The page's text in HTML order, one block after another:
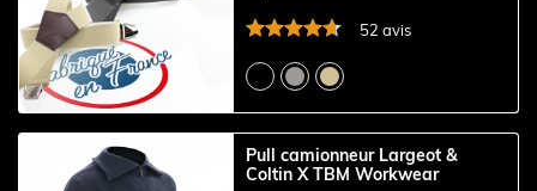
52 avis
Pull camionneur Largeot &
Coltin X TBM Workwear